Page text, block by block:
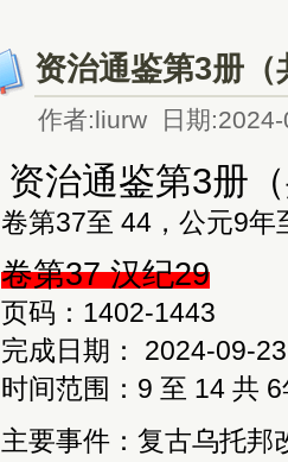
资治通鉴第3册（
作者:liurw 日期
资治通鉴第3册
卷第37至 44，公元9年
卷第37 汉纪29
页码：1402-1443
完成日期： 2024-09-23
时间范围：9 至 14 共 6
主要事件：复古乌托邦